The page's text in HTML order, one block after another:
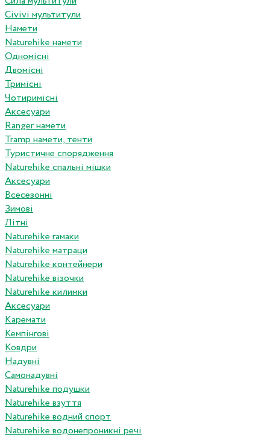
Civivi мультитули
Намети
Naturehike намети
Одномісні
Двомісні
Тримісні
Чотиримісні
Аксесуари
Ranger намети
Tramp намети, тенти
Туристичне спорядження
Naturehike спальні мішки
Аксесуари
Всесезонні
Зимові
Літні
Naturehike гамаки
Naturehike матраци
Naturehike контейнери
Naturehike візочки
Naturehike килимки
Аксесуари
Каремати
Кемпінгові
Ковдри
Надувні
Самонадувні
Naturehike подушки
Naturehike взуття
Naturehike водний спорт
Naturehike водонепроникні речі